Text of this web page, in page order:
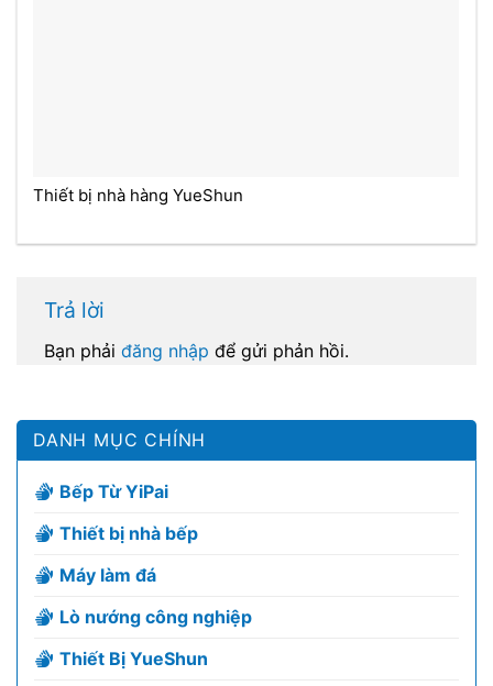
Thiết bị nhà hàng YueShun
Trả lời
Bạn phải đăng nhập để gửi phản hồi.
DANH MỤC CHÍNH
Bếp Từ YiPai
Thiết bị nhà bếp
Máy làm đá
Lò nướng công nghiệp
Thiết Bị YueShun